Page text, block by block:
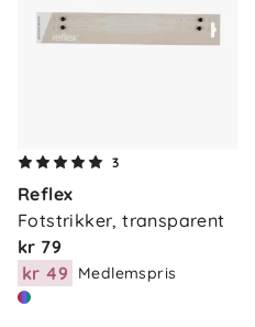
3
Reflex
Fotstrikker, transparent
kr 79
kr 49
Medlemspris